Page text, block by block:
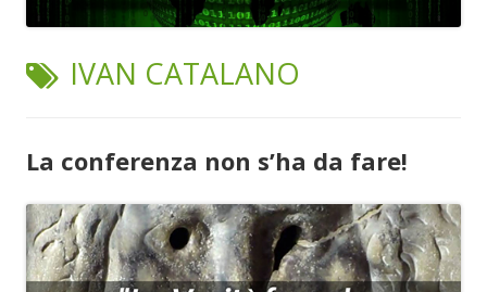
TAG:
IVAN CATALANO
La conferenza non s’ha da fare!